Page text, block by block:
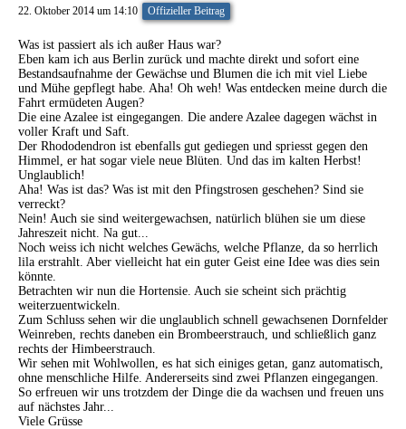
22. Oktober 2014 um 14:10 Offizieller Beitrag
Was ist passiert als ich außer Haus war?
Eben kam ich aus Berlin zurück und machte direkt und sofort eine
Bestandsaufnahme der Gewächse und Blumen die ich mit viel Liebe
und Mühe gepflegt habe. Aha! Oh weh! Was entdecken meine durch die
Fahrt ermüdeten Augen?
Die eine Azalee ist eingegangen. Die andere Azalee dagegen wächst in
voller Kraft und Saft.
Der Rhododendron ist ebenfalls gut gediegen und spriesst gegen den
Himmel, er hat sogar viele neue Blüten. Und das im kalten Herbst!
Unglaublich!
Aha! Was ist das? Was ist mit den Pfingstrosen geschehen? Sind sie
verreckt?
Nein! Auch sie sind weitergewachsen, natürlich blühen sie um diese
Jahreszeit nicht. Na gut...
Noch weiss ich nicht welches Gewächs, welche Pflanze, da so herrlich
lila erstrahlt. Aber vielleicht hat ein guter Geist eine Idee was dies sein
könnte.
Betrachten wir nun die Hortensie. Auch sie scheint sich prächtig
weiterzuentwickeln.
Zum Schluss sehen wir die unglaublich schnell gewachsenen Dornfelder
Weinreben, rechts daneben ein Brombeerstrauch, und schließlich ganz
rechts der Himbeerstrauch.
Wir sehen mit Wohlwollen, es hat sich einiges getan, ganz automatisch,
ohne menschliche Hilfe. Andererseits sind zwei Pflanzen eingegangen.
So erfreuen wir uns trotzdem der Dinge die da wachsen und freuen uns
auf nächstes Jahr...
Viele Grüsse